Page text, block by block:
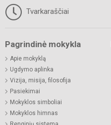
Tvarkaraščiai
Pagrindinė mokykla
Apie mokyklą
Ugdymo aplinka
Vizija, misija, filosofija
Pasiekimai
Mokyklos simboliai
Mokyklos himnas